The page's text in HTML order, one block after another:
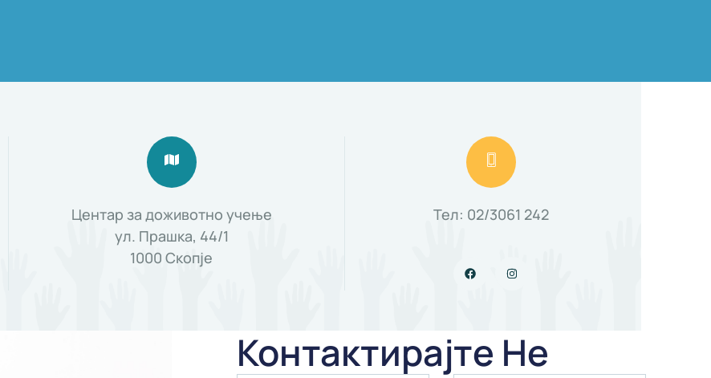
Центар за доживотно учење
ул. Прашка, 44/1
1000 Скопје
Тел: 02/3061 242
Контактирајте Не